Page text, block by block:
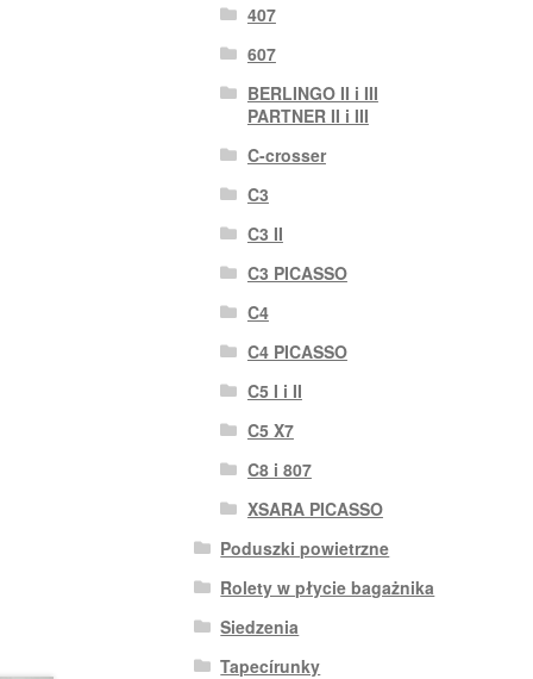
407
607
BERLINGO II i III
PARTNER II i III
C-crosser
C3
C3 II
C3 PICASSO
C4
C4 PICASSO
C5 I i II
C5 X7
C8 i 807
XSARA PICASSO
Poduszki powietrzne
Rolety w płycie bagażnika
Siedzenia
Tapecírunky